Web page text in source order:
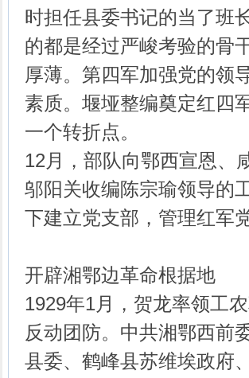
时担任县委书记的当了班
的都是经过严峻考验的骨
厚薄。第四军加强党的领
素质。堰垭整编奠定红四
一个转折点。
12月，部队向鄂西宣恩、
邬阳关收编陈宗瑜领导的
下建立党支部，管理红军党
开辟湘鄂边革命根据地
1929年1月，贺龙率领工
反动团防。中共湘鄂西前
县委、鹤峰县苏维埃政府